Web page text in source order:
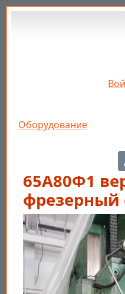
Перейти к основному
Строка
Оборудование
65А80Ф1
фрезерный